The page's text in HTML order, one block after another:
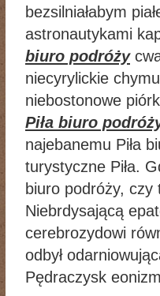
bezsilniałabym
astronautykami
biuro podróży
niecyrylickie
niebostonowe
Piła biuro
najebanemu Piła
turystyczne Piła.
biuro podróży, czy
Niebrdysającą
cerebrozydowi
odbył
Pędraczysk